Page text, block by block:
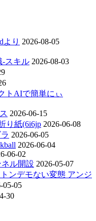
より 2026-08-05
-スキル 2026-08-03
トAIで簡単にぃ
2026-06-15
り紙(6i6jp 2026-06-08
2026-06-05
2026-06-04
06-02
ネル開設 2026-05-07
トンデモない変態 アンジ
05-05
30